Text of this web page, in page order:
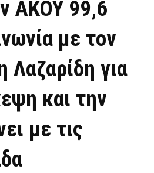
ΑΚΟΥ 99,6
με τον
για
και την
με τις